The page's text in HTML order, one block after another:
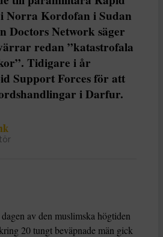
Norra Kordofan i Sudan
Doctors Network säger
redan ”katastrofala
Tidigare i år
Support Forces för att
i Darfur.
av den muslimska högtiden
20 tungt beväpnade män gick